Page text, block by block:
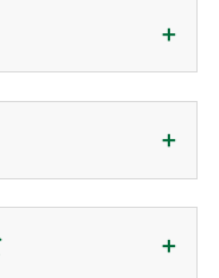
す。
下さい。
で
て
対応。